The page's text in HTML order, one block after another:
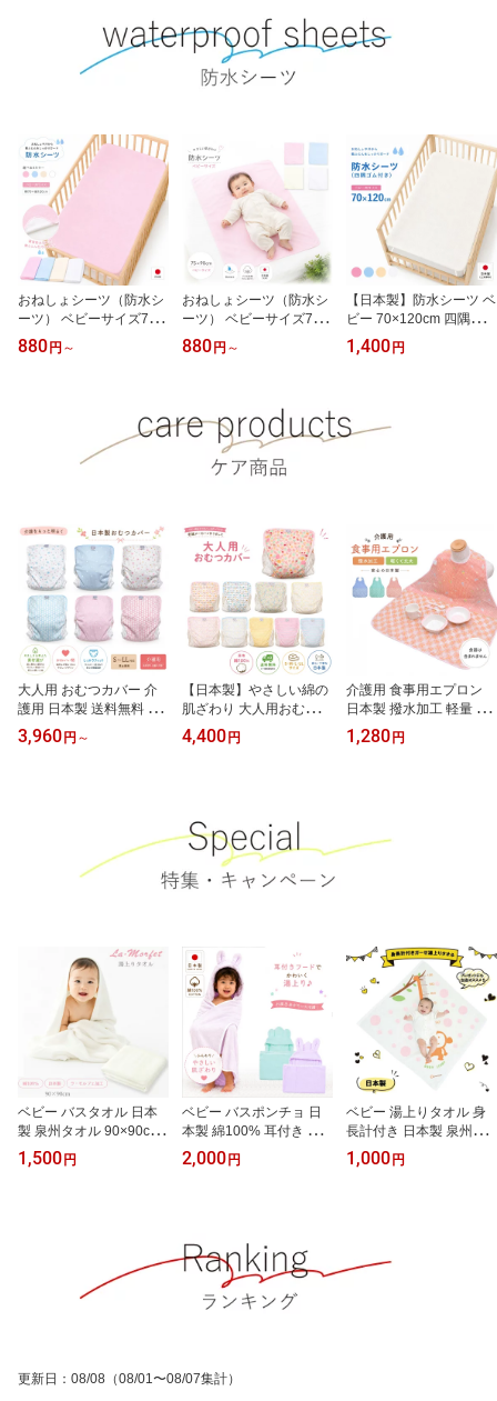
入園準備 保育園用
おねしょシーツ（防水シ
ーツ） ベビーサイズ70×
120cm 日本製（キッズ
赤ちゃん 防水シーツ ベ
ト 保育園 介護 おねしょ
対策 赤ちゃん 防水シー
880 円 ～
おねしょシーツ（防水シ
ーツ） ベビーサイズ75×
90cm（キッズ 赤ちゃん
防水シーツ ベビー 新生
おねしょパッド おねしょ
パット おねしょ対策 お
ねしょ 赤ちゃん 防水シ
ーツ baby kids）
880 円 ～
【日本製】防水シーツ ベ
ビー 70×120cm 四隅ゴム
付き パイル 防水 おねし
ょシーツ ベビーベッド
1,400 円
大人用 おむつカバー 介
護用 日本製 送料無料 か
わいい 柄 高齢者 シニア
失禁対策 尿漏れ 紙おむ
3,960 円 ～
【日本製】やさしい綿の
肌ざわり 大人用おむつカ
バー ベビー柄 介護用
S・M・L・LL 送料無料
4,400 円
介護用 食事用エプロン
日本製 撥水加工 軽量 洗
える 大判 マジックテー
プ 高齢者 シニア 食べこ
1,280 円
ベビー バスタオル 日本
製 泉州タオル 90×90cm
ラ・モルフェ 綿100％ 赤
ちゃん 新生児 湯上りタ
1,500円
ベビー バスポンチョ 日
本製 綿100% 耳付き フ
ード付き 湯上りタオル
バスタオル 新生児 赤ち
2,000円
ベビー 湯上りタオル 身
長計付き 日本製 泉州タ
オル 90×90cm ガーゼ パ
イル 赤ちゃん 新生児 お
1,000円
更新日 ： 08/08 （08/01〜08/07集計）